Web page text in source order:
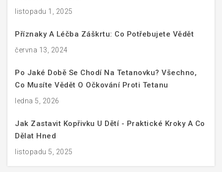
listopadu 1, 2025
Příznaky A Léčba Záškrtu: Co Potřebujete Vědět
června 13, 2024
Po Jaké Době Se Chodí Na Tetanovku? Všechno,
Co Musíte Vědět O Očkování Proti Tetanu
ledna 5, 2026
Jak Zastavit Kopřivku U Dětí - Praktické Kroky A Co
Dělat Hned
listopadu 5, 2025